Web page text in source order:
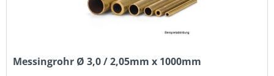
Messingrohr Ø 3,0 / 2,05mm x 1000mm